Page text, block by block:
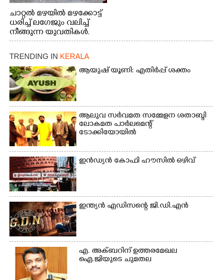
ചാറ്റൽ മഴയിൽ മഴക്കോട്ട്
ധരിച്ച് ലഗേജും വലിച്ച്
നീങ്ങുന്ന യുവതികൾ.
എറണാകുളം മേനകയിൽ
നിന്നുള്ള കാഴ്ച
TRENDING IN KERALA
ആയുഷ് യൂണി: എതിർപ്പ് ശക്തം
ആലുവ സർവമത സമ്മേളന ശതാബ്ദി
ലോകമത പാർലമെന്റ്
ടോക്കിയോയിൽ
ഇൻഡ്യൻ കോഫി ഹൗസിൽ ഒഴിവ്
ഇന്ത്യൻ എഡിസന്റെ ജി.ഡി.എൻ
എ. അക്ബറിന് ഉത്തരമേഖല
ഐ.ജിയുടെ ചുമതല